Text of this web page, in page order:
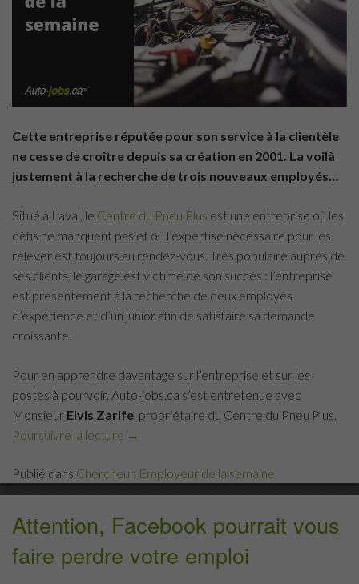
Cette entreprise réputée pour son service à la clientèle
ne cesse de croître depuis sa création en 2001. La voilà
justement à la recherche de trois nouveaux employés…
Situé à Laval, le Centre du Pneu Plus est une entreprise où les
défis ne manquent pas et où l’expertise nécessaire pour les
relever est toujours au rendez-vous. Très populaire auprès de
ses clients, le garage est victime de son succès : l’entreprise
est présentement à la recherche de deux employés
d’expérience et d’un junior afin de satisfaire sa demande
croissante.
Pour en apprendre davantage sur l’entreprise et sur les
postes à pourvoir, Auto-jobs.ca s’est entretenue avec
Monsieur Elvis Zarife , propriétaire du Centre du Pneu Plus.
Poursuivre la lecture « L’employeur
la
semaine
Centre
du
→
Publié dans Chercheur, Employeur de la semaine
Attention, Facebook pourrait vous
faire perdre votre emploi